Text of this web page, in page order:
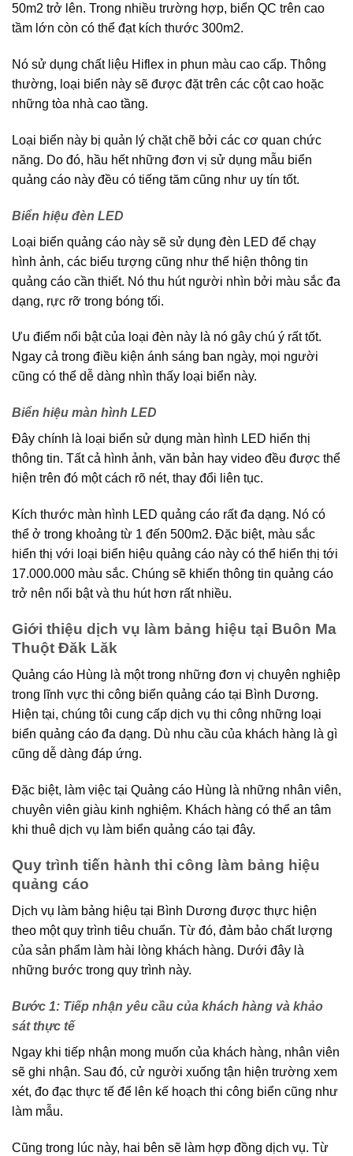
50m2 trở lên. Trong nhiều trường hợp, biển QC trên cao
tầm lớn còn có thể đạt kích thước 300m2.
Nó sử dụng chất liệu Hiflex in phun màu cao cấp. Thông
thường, loại biển này sẽ được đặt trên các cột cao hoặc
những tòa nhà cao tầng.
Loại biển này bị quản lý chặt chẽ bởi các cơ quan chức
năng. Do đó, hầu hết những đơn vị sử dụng mẫu biển
quảng cáo này đều có tiếng tăm cũng như uy tín tốt.
Biển hiệu đèn LED
Loại biển quảng cáo này sẽ sử dụng đèn LED để chạy
hình ảnh, các biểu tượng cũng như thể hiện thông tin
quảng cáo cần thiết. Nó thu hút người nhìn bởi màu sắc đa
dạng, rực rỡ trong bóng tối.
Ưu điểm nổi bật của loại đèn này là nó gây chú ý rất tốt.
Ngay cả trong điều kiện ánh sáng ban ngày, mọi người
cũng có thể dễ dàng nhìn thấy loại biển này.
Biển hiệu màn hình LED
Đây chính là loại biển sử dụng màn hình LED hiển thị
thông tin. Tất cả hình ảnh, văn bản hay video đều được thể
hiện trên đó một cách rõ nét, thay đổi liên tục.
Kích thước màn hình LED quảng cáo rất đa dạng. Nó có
thể ở trong khoảng từ 1 đến 500m2. Đặc biệt, màu sắc
hiển thị với loại biển hiệu quảng cáo này có thể hiển thị tới
17.000.000 màu sắc. Chúng sẽ khiến thông tin quảng cáo
trở nên nổi bật và thu hút hơn rất nhiều.
Giới thiệu dịch vụ làm bảng hiệu tại Buôn Ma
Thuột Đăk Lăk
Quảng cáo Hùng là một trong những đơn vị chuyên nghiệp
trong lĩnh vực thi công biển quảng cáo tại Bình Dương.
Hiện tại, chúng tôi cung cấp dịch vụ thi công những loại
biển quảng cáo đa dạng. Dù nhu cầu của khách hàng là gì
cũng dễ dàng đáp ứng.
Đặc biệt, làm việc tại Quảng cáo Hùng là những nhân viên,
chuyên viên giàu kinh nghiệm. Khách hàng có thể an tâm
khi thuê dịch vụ làm biển quảng cáo tại đây.
Quy trình tiến hành thi công làm bảng hiệu
quảng cáo
Dịch vụ làm bảng hiệu tại Bình Dương được thực hiện
theo một quy trình tiêu chuẩn. Từ đó, đảm bảo chất lượng
của sản phẩm làm hài lòng khách hàng. Dưới đây là
những bước trong quy trình này.
Bước 1: Tiếp nhận yêu cầu của khách hàng và khảo
sát thực tế
Ngay khi tiếp nhận mong muốn của khách hàng, nhân viên
sẽ ghi nhận. Sau đó, cử người xuống tận hiện trường xem
xét, đo đạc thực tế để lên kế hoạch thi công biển cũng như
làm mẫu.
Cũng trong lúc này, hai bên sẽ làm hợp đồng dịch vụ. Từ